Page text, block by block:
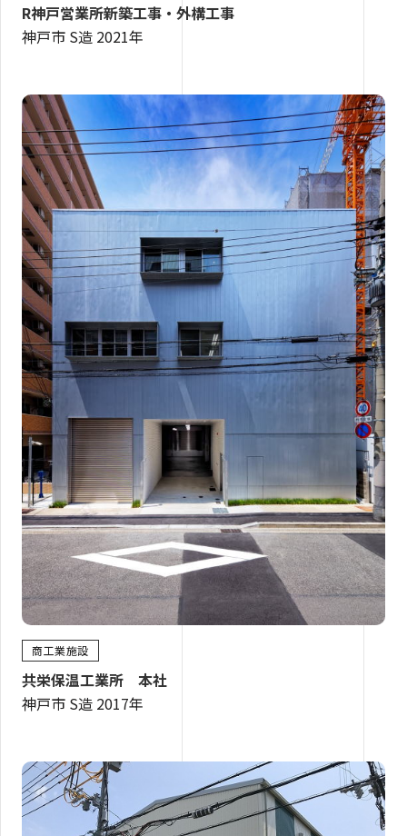
R神戸営業所新築工事・外構工事
神戸市 S造 2021年
商工業施設
共栄保温工業所 本社
神戸市 S造 2017年